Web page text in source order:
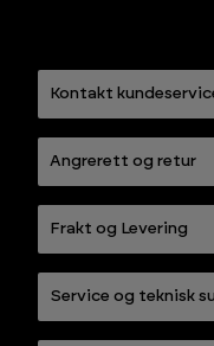
Kontakt
Angrerett og retur
Frakt og Levering
Service og teknisk